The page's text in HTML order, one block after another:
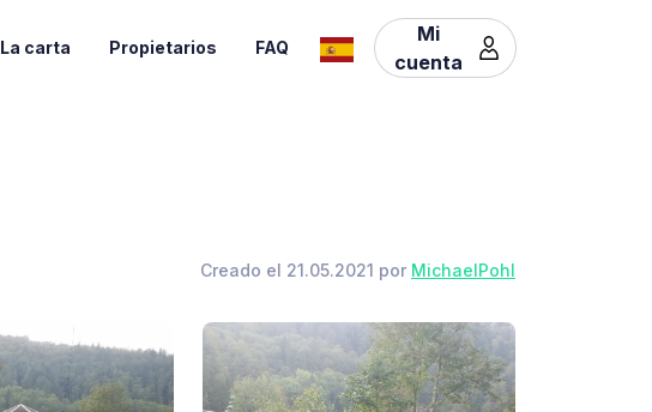
La carta Propietarios FAQ
Mi
cuenta
Creado el 21.05.2021 por MichaelPohl